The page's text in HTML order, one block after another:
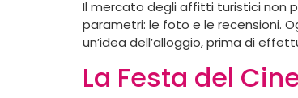
Il mercato degli affitti turistici non
parametri: le foto e le recensioni.
un’idea dell’alloggio, prima di
La Festa del